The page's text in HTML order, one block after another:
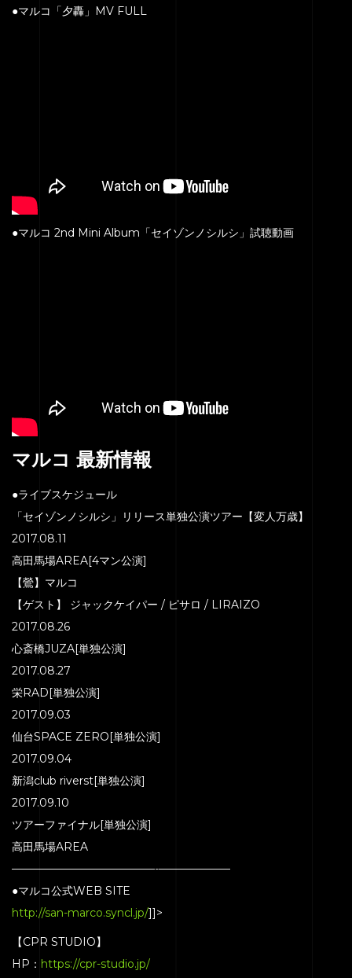
ENGENEER
ACCESS
●マルコ「夕轟」MV FULL
●マルコ 2nd Mini Album「セイゾンノシルシ」試聴動画
マルコ 最新情報
●ライブスケジュール
「セイゾンノシルシ」リリース単独公演ツアー【変人万歳】
2017.08.11
高田馬場AREA[4マン公演]
【鶯】マルコ
【ゲスト】 ジャックケイパー / ピサロ / LIRAIZO
2017.08.26
心斎橋JUZA[単独公演]
2017.08.27
栄RAD[単独公演]
2017.09.03
仙台SPACE ZERO[単独公演]
2017.09.04
新潟club riverst[単独公演]
2017.09.10
ツアーファイナル[単独公演]
高田馬場AREA
—————————————-­——————–
●マルコ公式WEB SITE
http://san-marco.syncl.jp/]]>
【CPR STUDIO】
HP： https://cpr-studio.jp/